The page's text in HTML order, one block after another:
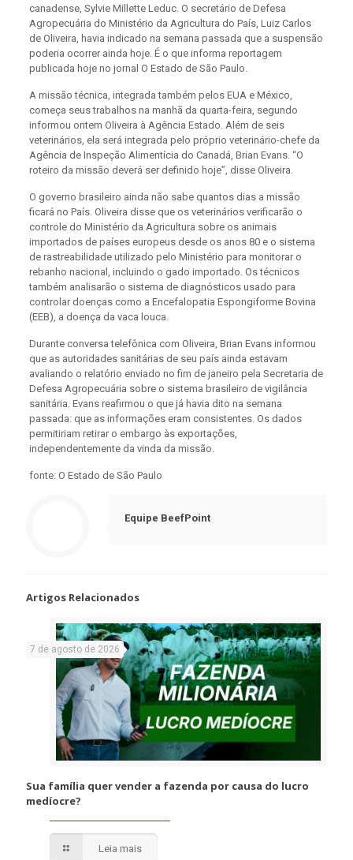
canadense, Sylvie Millette Leduc. O secretário de Defesa
Agropecuária do Ministério da Agricultura do País, Luiz Carlos
de Oliveira, havia indicado na semana passada que a suspensão
poderia ocorrer ainda hoje. É o que informa reportagem
publicada hoje no jornal O Estado de São Paulo.
A missão técnica, integrada também pelos EUA e México,
começa seus trabalhos na manhã da quarta-feira, segundo
informou ontem Oliveira à Agência Estado. Além de seis
veterinários, ela será integrada pelo próprio veterinário-chefe da
Agência de Inspeção Alimentícia do Canadá, Brian Evans. “O
roteiro da missão deverá ser definido hoje”, disse Oliveira.
O governo brasileiro ainda não sabe quantos dias a missão
ficará no País. Oliveira disse que os veterinários verificarão o
controle do Ministério da Agricultura sobre os animais
importados de países europeus desde os anos 80 e o sistema
de rastreabilidade utilizado pelo Ministério para monitorar o
rebanho nacional, incluindo o gado importado. Os técnicos
também analisarão o sistema de diagnósticos usado para
controlar doenças como a Encefalopatia Espongiforme Bovina
(EEB), a doença da vaca louca.
Durante conversa telefônica com Oliveira, Brian Evans informou
que as autoridades sanitárias de seu país ainda estavam
avaliando o relatório enviado no fim de janeiro pela Secretaria de
Defesa Agropecuária sobre o sistema brasileiro de vigilância
sanitária. Evans reafirmou o que já havia dito na semana
passada: que as informações eram consistentes. Os dados
permitiriam retirar o embargo às exportações,
independentemente da vinda da missão.
fonte: O Estado de São Paulo
Equipe BeefPoint
Artigos Relacionados
7 de agosto de 2026
Sua família quer vender a fazenda por causa do lucro
medíocre?
Leia mais